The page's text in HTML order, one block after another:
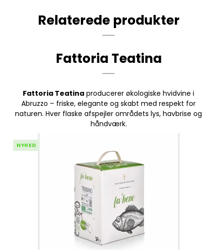
Relaterede produkter
Fattoria Teatina
Fattoria Teatina producerer økologiske hvidvine i
Abruzzo – friske, elegante og skabt med respekt for
naturen. Hver flaske afspejler områdets lys, havbrise og
håndværk.
NYHED